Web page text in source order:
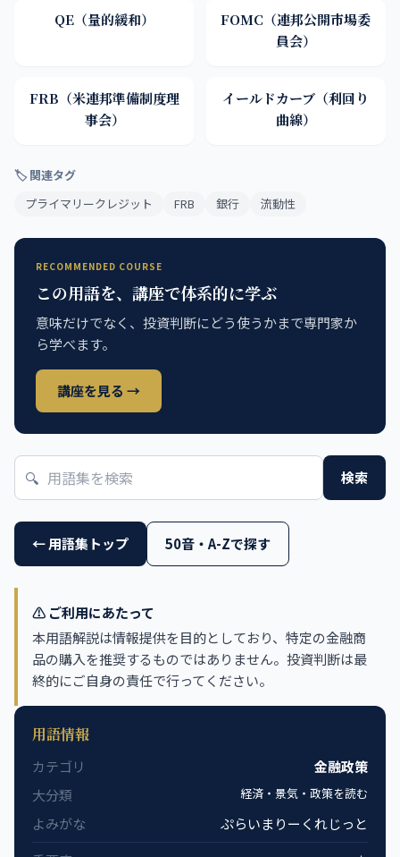
QE（量的緩和）
FOMC（連邦公開市場委
員会）
FRB（米連邦準備制度理
事会）
イールドカーブ（利回り
曲線）
🏷 関連タグ
プライマリークレジット
FRB 銀行 流動性
RECOMMENDED COURSE
この用語を、講座で体系的に学ぶ
意味だけでなく、投資判断にどう使うかまで専門家か
ら学べます。
講座を見る →
🔍 検索
← 用語集トップ 50音・A-Zで探す
⚠️ ご利用にあたって
本用語解説は情報提供を目的としており、特定の金融商
品の購入を推奨するものではありません。投資判断は最
終的にご自身の責任で行ってください。
用語情報
カテゴリ
金融政策
大分類
経済・景気・政策を読む
よみがな
ぷらいまりーくれじっと